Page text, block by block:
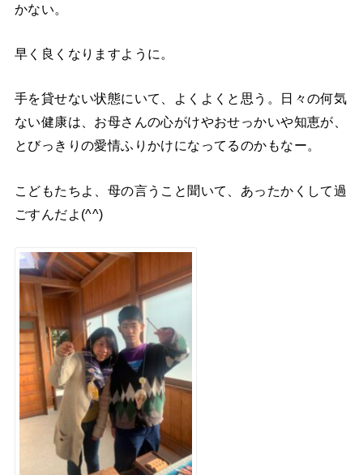
かない。
早く良くなりますように。
手を貸せない状態にいて、よくよくと思う。日々の何気
ない健康は、お母さんの心がけやおせっかいや知恵が、
とびっきりの愛情ふりかけになってるのかもなー。
こどもたちよ、母の言うこと聞いて、あったかくして過
ごすんだよ(^^)